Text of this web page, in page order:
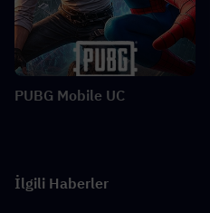
PUBG Mobile UC
İlgili Haberler